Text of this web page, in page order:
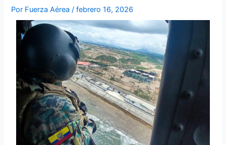
Por Fuerza Aérea/febrero 16, 2026